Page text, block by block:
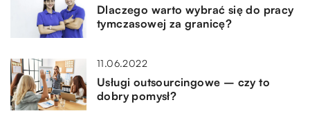
Dlaczego warto wybrać się do pracy
tymczasowej za granicę?
11.06.2022
Usługi outsourcingowe – czy to
dobry pomysł?